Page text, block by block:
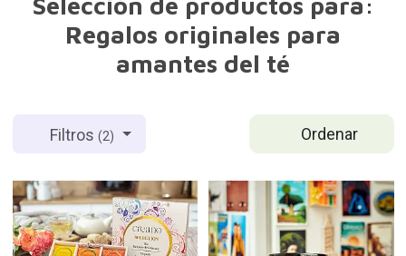
Selección de productos para:
Regalos originales para
amantes del té
Ordenar
Filtros(2)